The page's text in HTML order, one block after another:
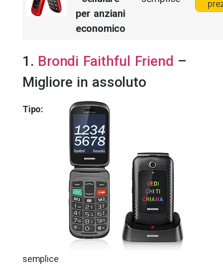
per anziani
economico
1. Brondi Faithful Friend –
Migliore in assoluto
Tipo:
semplice